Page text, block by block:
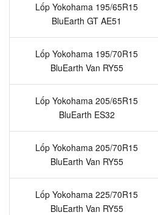
Lốp Yokohama 195/65R15
BluEarth GT AE51
Lốp Yokohama 195/70R15
BluEarth Van RY55
Lốp Yokohama 205/65R15
BluEarth ES32
Lốp Yokohama 205/70R15
BluEarth Van RY55
Lốp Yokohama 225/70R15
BluEarth Van RY55